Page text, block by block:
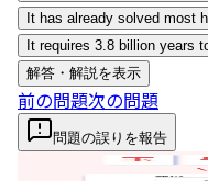
It has already solved most
It requires 3.8 billion years
解答・解説を表示
前の問題次の問題
問題の誤りを報告